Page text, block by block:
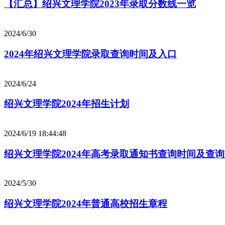
【汇总】绍兴文理学院2023年录取分数线一览
2024/6/30
2024年绍兴文理学院录取查询时间及入口
2024/6/24
绍兴文理学院2024年招生计划
2024/6/19 18:44:48
绍兴文理学院2024年高考录取通知书查询时间及查
2024/5/30
绍兴文理学院2024年普通高校招生章程